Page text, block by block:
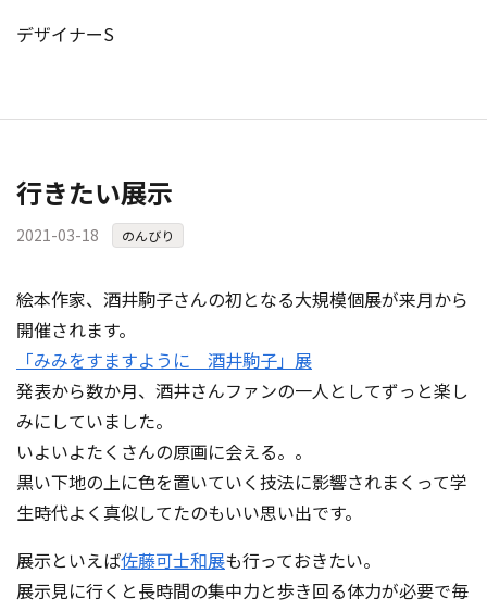
デザイナーS
行きたい展示
2021-03-18 のんびり
絵本作家、酒井駒子さんの初となる大規模個展が来月から
開催されます。
「みみをすますように 酒井駒子」展
発表から数か月、酒井さんファンの一人としてずっと楽し
みにしていました。
いよいよたくさんの原画に会える。。
黒い下地の上に色を置いていく技法に影響されまくって学
生時代よく真似してたのもいい思い出です。
展示といえば佐藤可士和展も行っておきたい。
展示見に行くと長時間の集中力と歩き回る体力が必要で毎